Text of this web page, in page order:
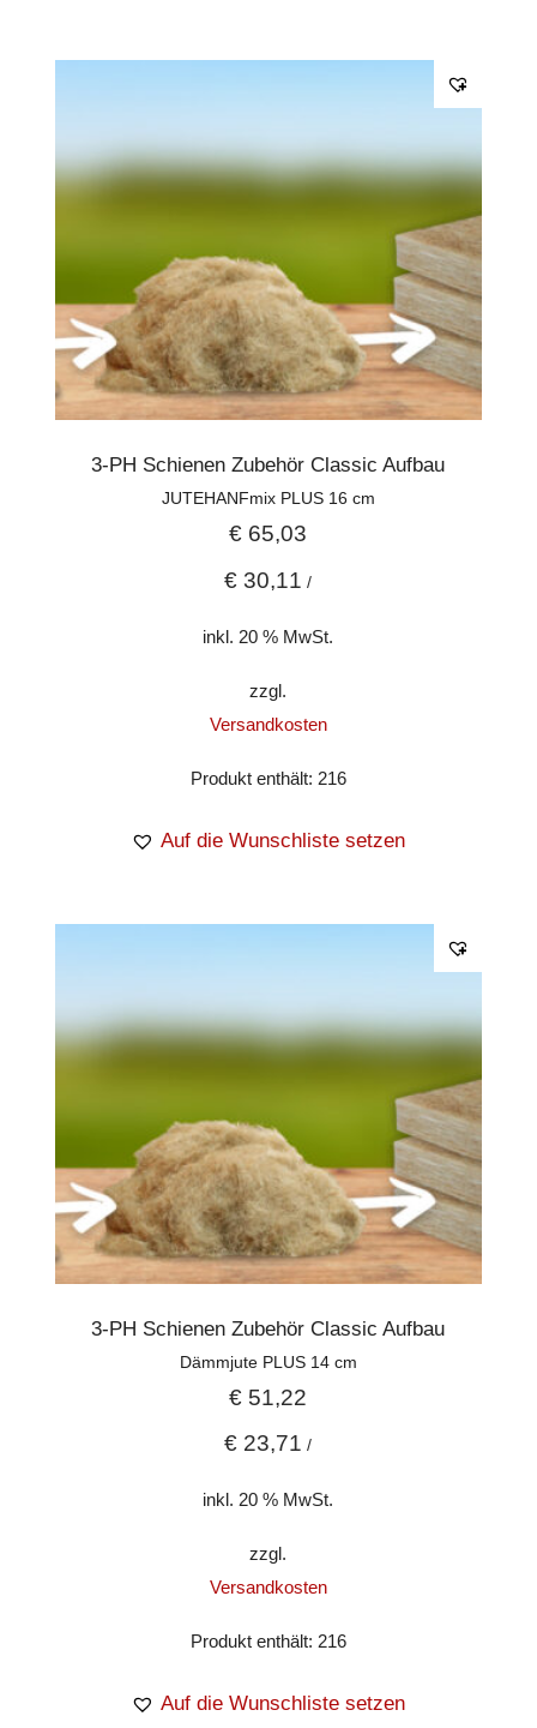
3-PH Schienen Zubehör Classic Aufbau
JUTEHANFmix PLUS 16 cm
€ 65,03
€ 30,11 /
inkl. 20 % MwSt.
zzgl.
Versandkosten
Produkt enthält: 216
Auf die Wunschliste setzen
3-PH Schienen Zubehör Classic Aufbau
Dämmjute PLUS 14 cm
€ 51,22
€ 23,71 /
inkl. 20 % MwSt.
zzgl.
Versandkosten
Produkt enthält: 216
Auf die Wunschliste setzen